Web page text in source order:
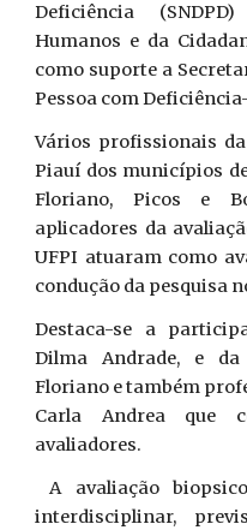
Deficiência
Humanos e da
como suporte a
Pessoa com
Vários profissionais
Piauí dos municípios
Floriano, Picos e
aplicadores da
UFPI atuaram como
condução da pesquisa
Destaca-se a
Dilma Andrade, e da
Floriano e também
Carla Andrea que
avaliadores.
A avaliação
interdisciplinar,